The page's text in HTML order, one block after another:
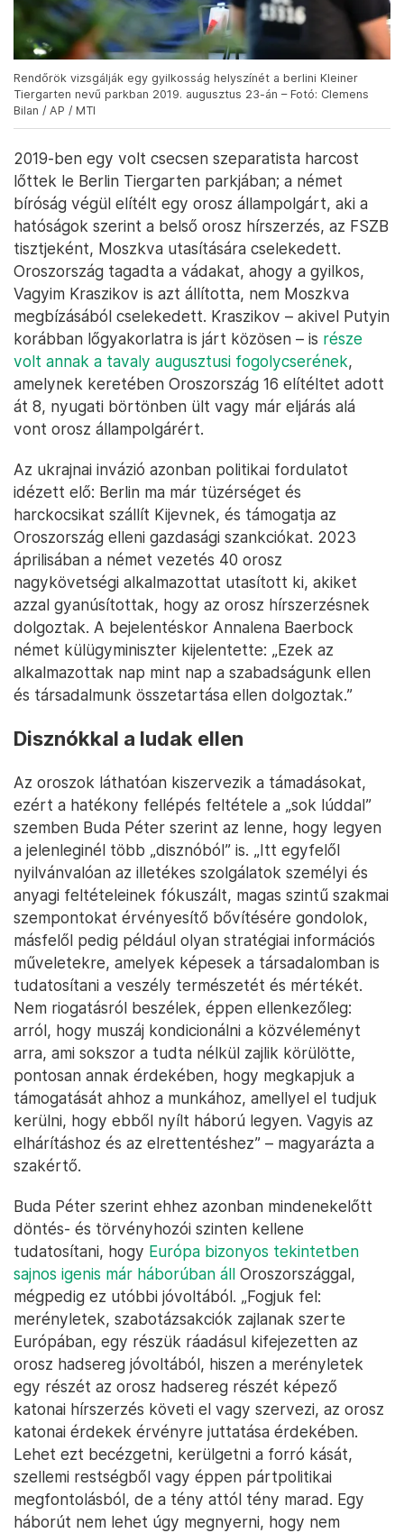
Rendőrök vizsgálják egy gyilkosság helyszínét a berlini Kleiner
Tiergarten nevű parkban 2019. augusztus 23-án – Fotó: Clemens
Bilan / AP / MTI
2019-ben egy volt csecsen szeparatista harcost
lőttek le Berlin Tiergarten parkjában; a német
bíróság végül elítélt egy orosz állampolgárt, aki a
hatóságok szerint a belső orosz hírszerzés, az FSZB
tisztjeként, Moszkva utasítására cselekedett.
Oroszország tagadta a vádakat, ahogy a gyilkos,
Vagyim Kraszikov is azt állította, nem Moszkva
megbízásából cselekedett. Kraszikov – akivel Putyin
korábban lőgyakorlatra is járt közösen – is része
volt annak a tavaly augusztusi fogolycserének,
amelynek keretében Oroszország 16 elítéltet adott
át 8, nyugati börtönben ült vagy már eljárás alá
vont orosz állampolgárért.
Az ukrajnai invázió azonban politikai fordulatot
idézett elő: Berlin ma már tüzérséget és
harckocsikat szállít Kijevnek, és támogatja az
Oroszország elleni gazdasági szankciókat. 2023
áprilisában a német vezetés 40 orosz
nagykövetségi alkalmazottat utasított ki, akiket
azzal gyanúsítottak, hogy az orosz hírszerzésnek
dolgoztak. A bejelentéskor Annalena Baerbock
német külügyminiszter kijelentette: „Ezek az
alkalmazottak nap mint nap a szabadságunk ellen
és társadalmunk összetartása ellen dolgoztak.”
Disznókkal a ludak ellen
Az oroszok láthatóan kiszervezik a támadásokat,
ezért a hatékony fellépés feltétele a „sok lúddal”
szemben Buda Péter szerint az lenne, hogy legyen
a jelenleginél több „disznóból” is. „Itt egyfelől
nyilvánvalóan az illetékes szolgálatok személyi és
anyagi feltételeinek fókuszált, magas szintű szakmai
szempontokat érvényesítő bővítésére gondolok,
másfelől pedig például olyan stratégiai információs
műveletekre, amelyek képesek a társadalomban is
tudatosítani a veszély természetét és mértékét.
Nem riogatásról beszélek, éppen ellenkezőleg:
arról, hogy muszáj kondicionálni a közvéleményt
arra, ami sokszor a tudta nélkül zajlik körülötte,
pontosan annak érdekében, hogy megkapjuk a
támogatását ahhoz a munkához, amellyel el tudjuk
kerülni, hogy ebből nyílt háború legyen. Vagyis az
elhárításhoz és az elrettentéshez” – magyarázta a
szakértő.
Buda Péter szerint ehhez azonban mindenekelőtt
döntés- és törvényhozói szinten kellene
tudatosítani, hogy Európa bizonyos tekintetben
sajnos igenis már háborúban áll Oroszországgal,
mégpedig ez utóbbi jóvoltából. „Fogjuk fel:
merényletek, szabotázsakciók zajlanak szerte
Európában, egy részük ráadásul kifejezetten az
orosz hadsereg jóvoltából, hiszen a merényletek
egy részét az orosz hadsereg részét képező
katonai hírszerzés követi el vagy szervezi, az orosz
katonai érdekek érvényre juttatása érdekében.
Lehet ezt becézgetni, kerülgetni a forró kását,
szellemi restségből vagy éppen pártpolitikai
megfontolásból, de a tény attól tény marad. Egy
háborút nem lehet úgy megnyerni, hogy nem